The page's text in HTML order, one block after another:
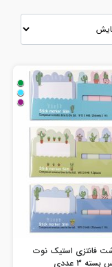
فانتزی استیک نوت
3 عددی